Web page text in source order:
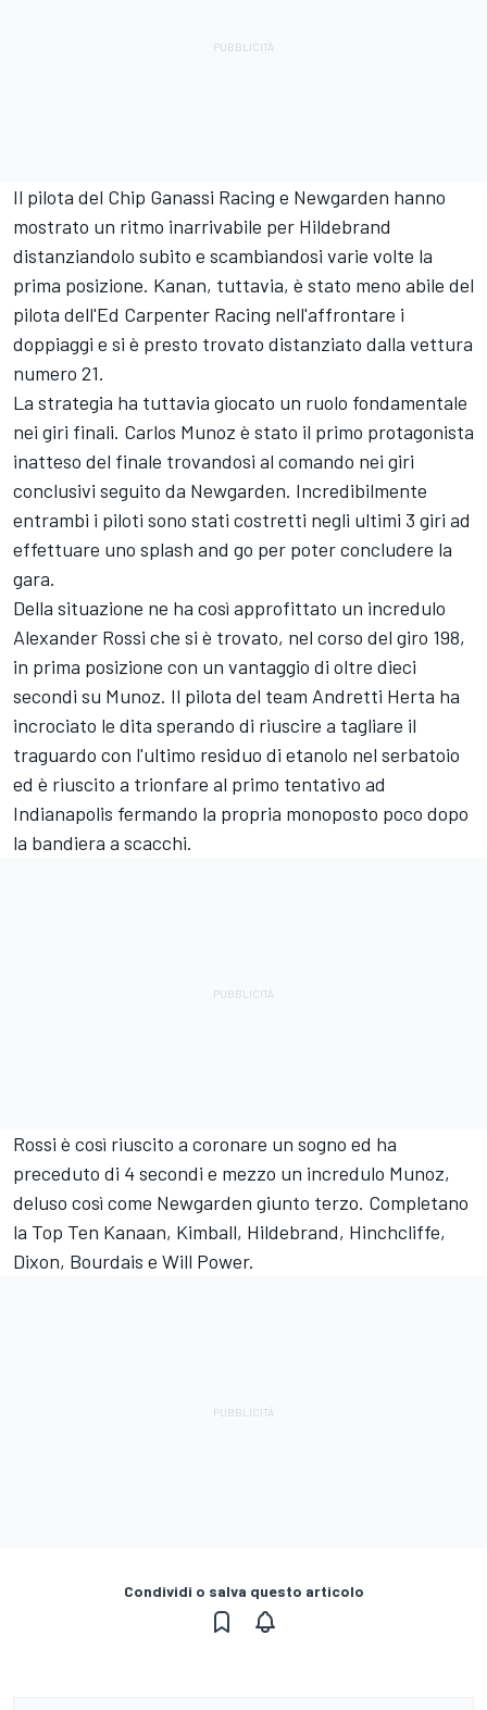
Il pilota del Chip Ganassi Racing e Newgarden hanno
mostrato un ritmo inarrivabile per Hildebrand
distanziandolo subito e scambiandosi varie volte la
prima posizione. Kanan, tuttavia, è stato meno abile del
pilota dell'Ed Carpenter Racing nell'affrontare i
doppiaggi e si è presto trovato distanziato dalla vettura
numero 21.
La strategia ha tuttavia giocato un ruolo fondamentale
nei giri finali. Carlos Munoz è stato il primo protagonista
inatteso del finale trovandosi al comando nei giri
conclusivi seguito da Newgarden. Incredibilmente
entrambi i piloti sono stati costretti negli ultimi 3 giri ad
effettuare uno splash and go per poter concludere la
gara.
Della situazione ne ha così approfittato un incredulo
Alexander Rossi che si è trovato, nel corso del giro 198,
in prima posizione con un vantaggio di oltre dieci
secondi su Munoz. Il pilota del team Andretti Herta ha
incrociato le dita sperando di riuscire a tagliare il
traguardo con l'ultimo residuo di etanolo nel serbatoio
ed è riuscito a trionfare al primo tentativo ad
Indianapolis fermando la propria monoposto poco dopo
la bandiera a scacchi.
Rossi è così riuscito a coronare un sogno ed ha
preceduto di 4 secondi e mezzo un incredulo Munoz,
deluso così come Newgarden giunto terzo. Completano
la Top Ten Kanaan, Kimball, Hildebrand, Hinchcliffe,
Dixon, Bourdais e Will Power.
Condividi o salva questo articolo